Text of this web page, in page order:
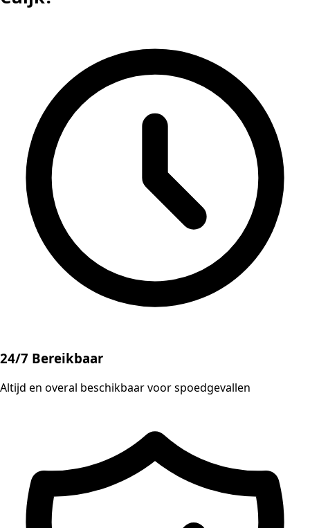
24/7 Bereikbaar
Altijd en overal beschikbaar voor spoedgevallen